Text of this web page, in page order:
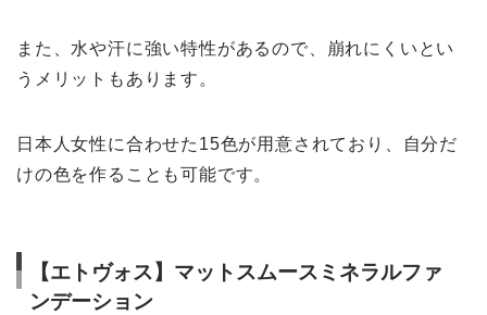
また、水や汗に強い特性があるので、崩れにくいとい
うメリットもあります。
日本人女性に合わせた15色が用意されており、自分だ
けの色を作ることも可能です。
【エトヴォス】マットスムースミネラルファ
ンデーション